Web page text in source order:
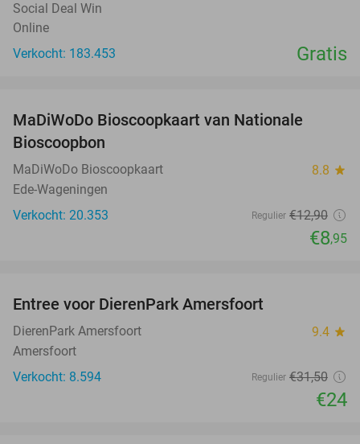
Social Deal Win
Online
Verkocht: 183.453
Gratis
MaDiWoDo Bioscoopkaart van Nationale
Bioscoopbon
MaDiWoDo Bioscoopkaart 8.8 star
Ede-Wageningen
Verkocht: 20.353
Regulier €12,90
€8,95
Entree voor DierenPark Amersfoort
DierenPark Amersfoort 9.4 star
Amersfoort
Verkocht: 8.594
Regulier €31,50
€24